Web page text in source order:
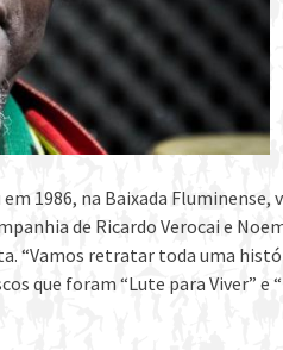
1986, na Baixada Fluminense,
de Ricardo Verocai e
“Vamos retratar toda uma
que foram “Lute para Viver” e